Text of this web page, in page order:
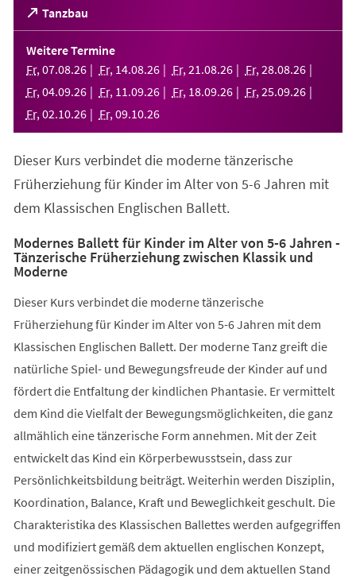
Tanzbau
(Öffnet
in
einem
neuen
Tab)
Weitere Termine
Fr, 07.08.26 Fr, 14.08.26 Fr, 21 .08.26 Fr, 28.08.26
Fr, 04.09.26 Fr, 11 .09.26 Fr, 18.09.26 Fr, 25.09.26
Fr, 02.10.26 Fr, 09.10.26
Dieser Kurs verbindet die moderne tänzerische
Früherziehung für Kinder im Alter von 5-6 Jahren mit
dem Klassischen Englischen Ballett.
Modernes Ballett für Kinder im Alter von 5-6 Jahren -
Tänzerische Früherziehung zwischen Klassik und
Moderne
Dieser Kurs verbindet die moderne tänzerische
Früherziehung für Kinder im Alter von 5-6 Jahren mit dem
Klassischen Englischen Ballett. Der moderne Tanz greift die
natürliche Spiel- und Bewegungsfreude der Kinder auf und
fördert die Entfaltung der kindlichen Phantasie. Er vermittelt
dem Kind die Vielfalt der Bewegungsmöglichkeiten, die ganz
allmählich eine tänzerische Form annehmen. Mit der Zeit
entwickelt das Kind ein Körperbewusstsein, dass zur
Persönlichkeitsbildung beiträgt. Weiterhin werden Disziplin,
Koordination, Balance, Kraft und Beweglichkeit geschult. Die
Charakteristika des Klassischen Ballettes werden aufgegriffen
und modifiziert gemäß dem aktuellen englischen Konzept,
einer zeitgenössischen Pädagogik und dem aktuellen Stand